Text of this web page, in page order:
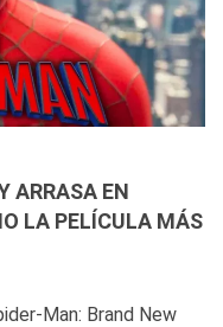
ARRASA EN
LA PELÍCULA MÁS
Man: Brand New